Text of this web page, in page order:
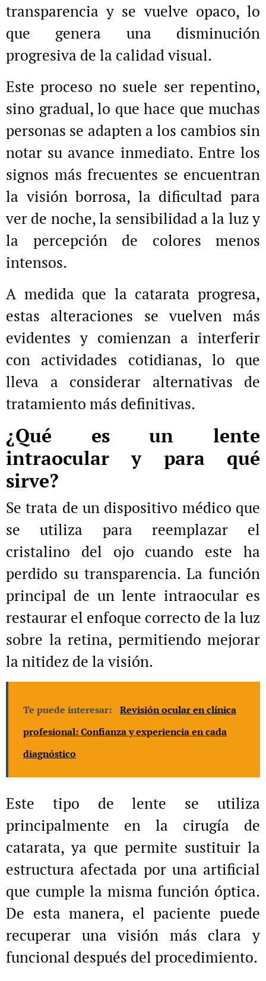
transparencia y se vuelve opaco, lo
que genera una disminución
progresiva de la calidad visual.
Este proceso no suele ser repentino,
sino gradual, lo que hace que muchas
personas se adapten a los cambios sin
notar su avance inmediato. Entre los
signos más frecuentes se encuentran
la visión borrosa, la dificultad para
ver de noche, la sensibilidad a la luz y
la percepción de colores menos
intensos.
A medida que la catarata progresa,
estas alteraciones se vuelven más
evidentes y comienzan a interferir
con actividades cotidianas, lo que
lleva a considerar alternativas de
tratamiento más definitivas.
¿Qué es un lente
intraocular y para qué
sirve?
Se trata de un dispositivo médico que
se utiliza para reemplazar el
cristalino del ojo cuando este ha
perdido su transparencia. La función
principal de un lente intraocular es
restaurar el enfoque correcto de la luz
sobre la retina, permitiendo mejorar
la nitidez de la visión.
Te puede interesar:
Revisión ocular en clínica
profesional: Confianza y experiencia en cada
diagnóstico
Este tipo de lente se utiliza
principalmente en la cirugía de
catarata, ya que permite sustituir la
estructura afectada por una artificial
que cumple la misma función óptica.
De esta manera, el paciente puede
recuperar una visión más clara y
funcional después del procedimiento.